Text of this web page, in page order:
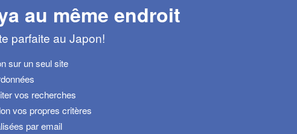
au même endroit
parfaite au Japon!
sur un seul site
vos recherches
vos propres critères
par email